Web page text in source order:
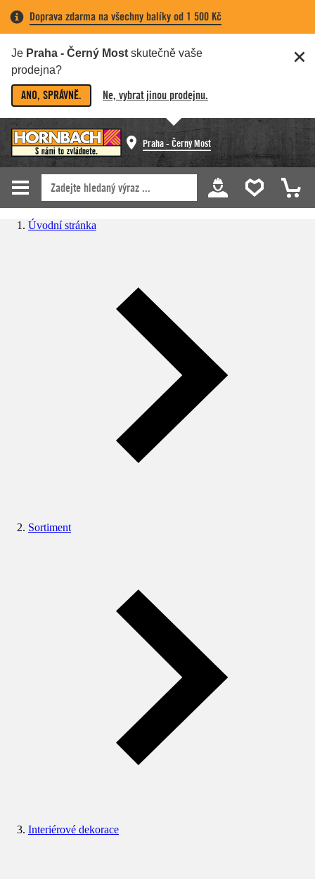
Doprava zdarma na všechny balíky od 1 500 Kč
Je Praha - Černý Most skutečně vaše
prodejna?
ANO, SPRÁVNĚ. Ne, vybrat jinou prodejnu.
Praha - Černý Most
Úvodní stránka
Sortiment
Interiérové dekorace